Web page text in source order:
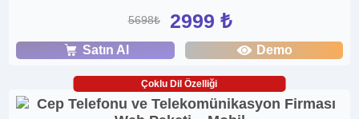
5698₺ 2999 ₺
Satın Al Demo
Çoklu Dil Özelliği